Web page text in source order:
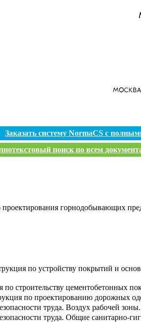
Заказать систему NormaCS с
поиск по всем
горнодобывающих
по устройству покрытий и
по строительству цементобетонных
по проектированию дорожных
труда. Воздух рабочей
труда. Общие санитарно-